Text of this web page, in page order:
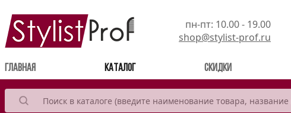
пн-пт: 10.00 - 19.00
shop@stylist-prof.ru
Главная Каталог Скидки